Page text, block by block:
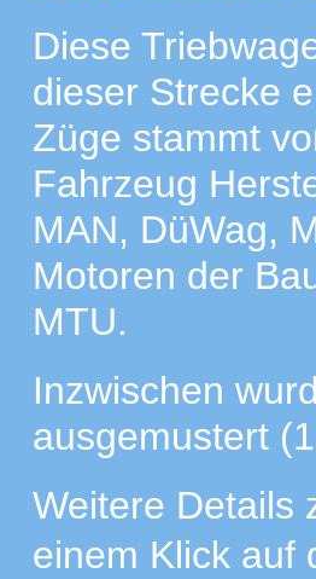
Diese
dieser Strecke
Züge stammt
Fahrzeug
MAN, DüWag,
Motoren der
MTU.
Inzwischen
ausgemustert
Weitere Details
einem Klick auf